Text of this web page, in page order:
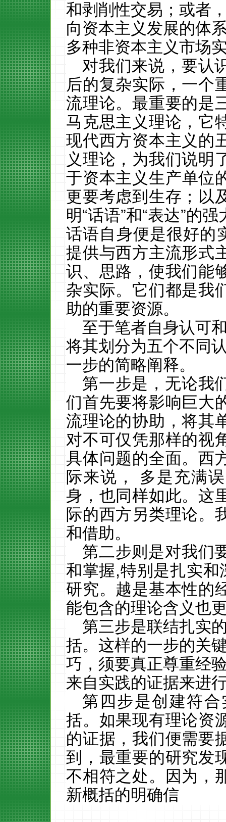
和剥削性交易；或者
向资本主义发展的体
多种非资本主义市场
对我们来说，要认
后的复杂实际，一个
流理论。最重要的是
马克思主义理论，它
现代西方资本主义的
义理论，为我们说明
于资本主义生产单位
更要考虑到生存；以
明“话语”和“表达”的
话语自身便是很好的
提供与西方主流形式
识、思路，使我们能
杂实际。它们都是我
助的重要资源。
至于笔者自身认可
将其划分为五个不同
一步的简略阐释。
第一步是，无论我
们首先要将影响巨大
流理论的协助，将其
对不可仅凭那样的视
具体问题的全面。西
际来说， 多是充满
身，也同样如此。这
际的西方另类理论。
和借助。
第二步则是对我们
和掌握,特别是扎实和
研究。越是基本性的
能包含的理论含义也
第三步是联结扎实
括。这样的一步的关
巧，须要真正尊重经
来自实践的证据来进
第四步是创建符
括。如果现有理论资
的证据，我们便需要
到，最重要的研究发
不相符之处。因为，
新概括的明确信